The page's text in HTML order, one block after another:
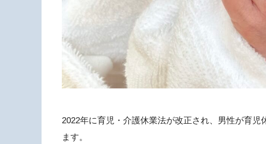
2022年に育児・介護休業法が改正され、男性が育
ます。